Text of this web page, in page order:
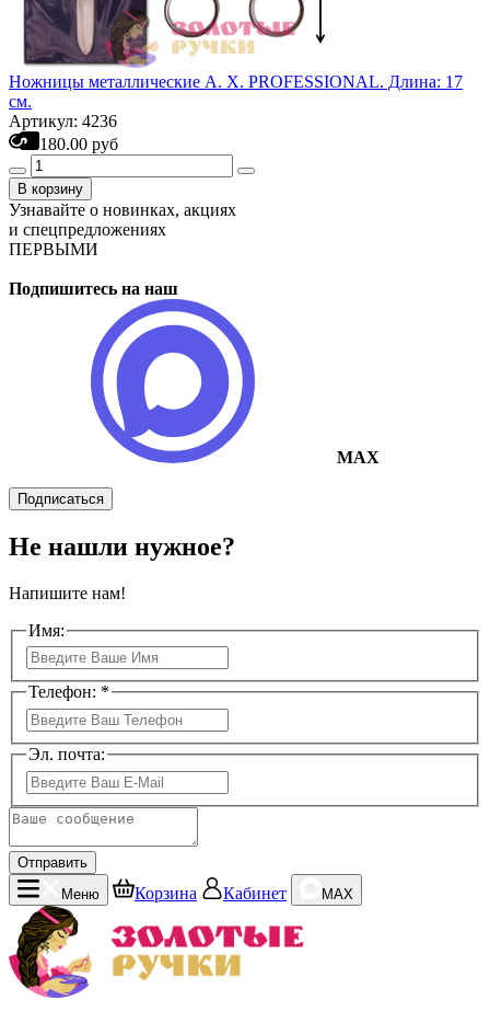
Ножницы металлические А. Х. PROFESSIONAL. Длина: 17
см.
Артикул: 4236
180.00 руб
В корзину
Узнавайте о новинках, акциях
и спецпредложениях
ПЕРВЫМИ
Подпишитесь на наш
MAX
Подписаться
Не нашли нужное?
Напишите нам!
Имя:
Телефон: *
Эл. почта:
Отправить
Меню
Корзина Кабинет MAX